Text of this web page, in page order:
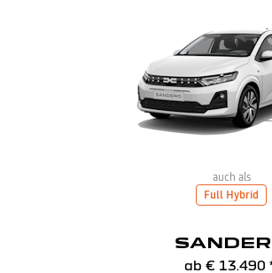
auch als
Full Hybrid
ab€ 13.490